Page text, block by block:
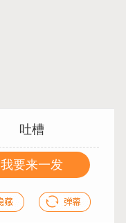
吐槽
我要来一发